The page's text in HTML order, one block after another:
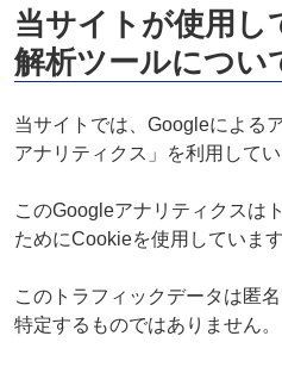
当サイトが使用し
解析ツールについ
当サイトでは、Googleによる
アナリティクス」を利用してい
このGoogleアナリティクスは
ためにCookieを使用しています
このトラフィックデータは匿
特定するものではありません。